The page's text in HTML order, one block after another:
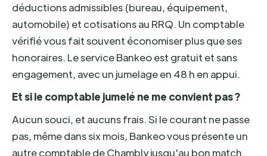
déductions admissibles (bureau, équipement,
automobile) et cotisations au RRQ. Un comptable
vérifié vous fait souvent économiser plus que ses
honoraires. Le service Bankeo est gratuit et sans
engagement, avec un jumelage en 48 h en appui.
Et si le comptable jumelé ne me convient pas ?
Aucun souci, et aucuns frais. Si le courant ne passe
pas, même dans six mois, Bankeo vous présente un
autre comptable de Chambly jusqu'au bon match.